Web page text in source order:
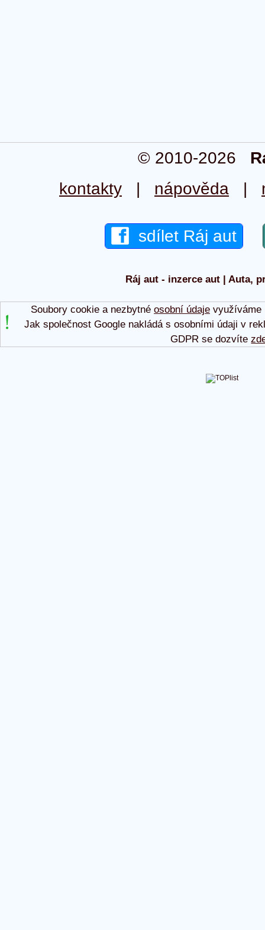
© 2010-2026
kontakty | nápověda |
sdílet Ráj aut
Ráj aut - inzerce aut | Auta,
Soubory cookie a nezbytné osobní údajevyužíváme
Jak společnost Google nakládá s osobními údaji v
GDPR se dozvíte